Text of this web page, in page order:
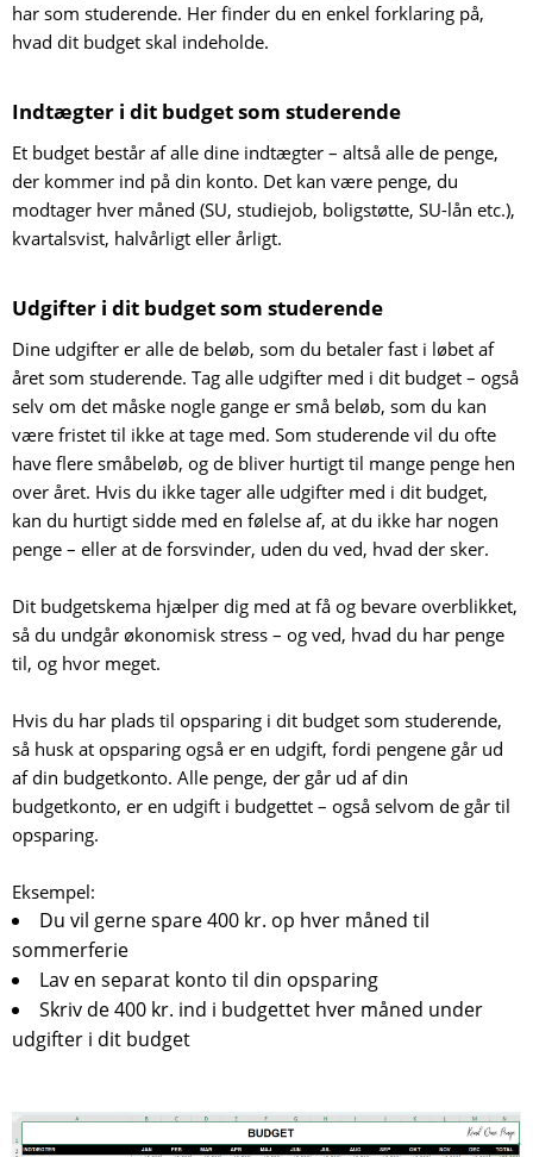
har som studerende. Her finder du en enkel forklaring på,
hvad dit budget skal indeholde.
Indtægter i dit budget som studerende
Et budget består af alle dine indtægter – altså alle de penge,
der kommer ind på din konto. Det kan være penge, du
modtager hver måned (SU, studiejob, boligstøtte, SU-lån etc.),
kvartalsvist, halvårligt eller årligt.
Udgifter i dit budget som studerende
Dine udgifter er alle de beløb, som du betaler fast i løbet af
året som studerende. Tag alle udgifter med i dit budget – også
selv om det måske nogle gange er små beløb, som du kan
være fristet til ikke at tage med. Som studerende vil du ofte
have flere småbeløb, og de bliver hurtigt til mange penge hen
over året. Hvis du ikke tager alle udgifter med i dit budget,
kan du hurtigt sidde med en følelse af, at du ikke har nogen
penge – eller at de forsvinder, uden du ved, hvad der sker.
Dit budgetskema hjælper dig med at få og bevare overblikket,
så du undgår økonomisk stress – og ved, hvad du har penge
til, og hvor meget.
Hvis du har plads til opsparing i dit budget som studerende,
så husk at opsparing også er en udgift, fordi pengene går ud
af din budgetkonto. Alle penge, der går ud af din
budgetkonto, er en udgift i budgettet – også selvom de går til
opsparing.
Eksempel:
Du vil gerne spare 400 kr. op hver måned til
sommerferie
Lav en separat konto til din opsparing
Skriv de 400 kr. ind i budgettet hver måned under
udgifter i dit budget